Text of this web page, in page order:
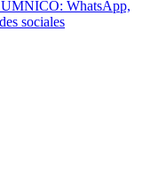
UMNICO: WhatsApp,
sociales